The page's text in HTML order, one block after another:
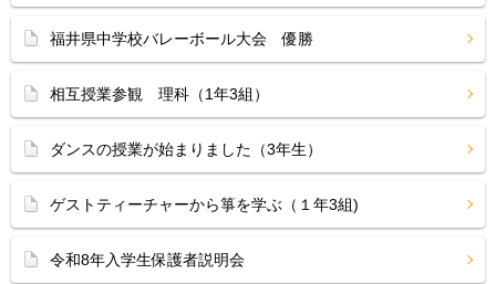
福井県中学校バレーボール大会 優勝
相互授業参観 理科（1年3組）
ダンスの授業が始まりました（3年生）
ゲストティーチャーから箏を学ぶ（１年3組)
令和8年入学生保護者説明会